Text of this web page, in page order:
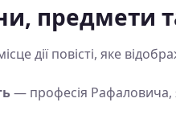
предмети
дії повісті, яке
— професія Рафаловича,